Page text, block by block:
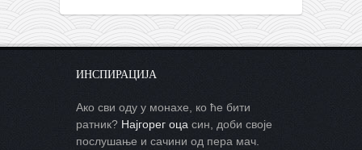
ИНСПИРАЦИЈА
Ако сви оду у монахе, ко ће бити
ратник? Најгорег оца син, доби своје
послушање и сачини од пера мач.